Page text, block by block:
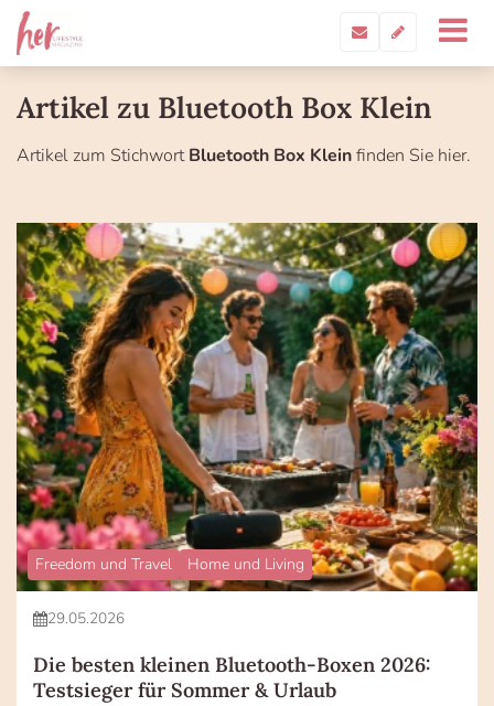
Artikel zu Bluetooth Box Klein
Artikel zum StichwortBluetooth Box Kleinfinden Sie hier.
Freedom und Travel Home und Living
29.05.2026
Die besten kleinen Bluetooth-Boxen 2026:
Testsieger für Sommer & Urlaub